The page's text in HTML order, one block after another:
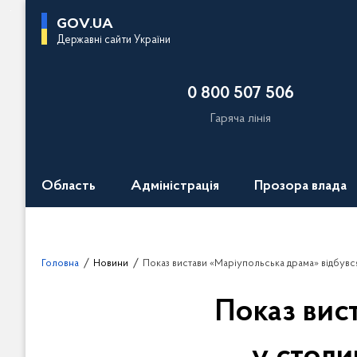
GOV.UA
Державні сайти України
0 800 507 506
Гаряча лінія
Область Адміністрація Прозора влада
Головна Новини Показ вистави «Маріупольська драма» відбувся у столиці в
Показ